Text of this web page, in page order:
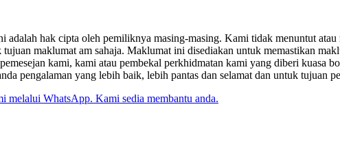
adalah hak cipta oleh pemiliknya masing-masing. Kami tidak menuntut
maklumat am sahaja. Maklumat ini disediakan untuk memastikan
kami, kami atau pembekal perkhidmatan kami yang diberi kuasa
pengalaman yang lebih baik, lebih pantas dan selamat dan untuk tujuan
melalui WhatsApp. Kami sedia membantu anda.